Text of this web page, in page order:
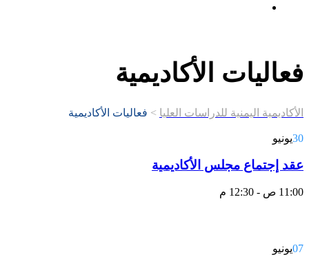
فعاليات الأكاديمية
الأكاديمية اليمنية للدراسات العليا > فعاليات الأكاديمية
30يونيو
عقد إجتماع مجلس الأكاديمية
11:00 ص - 12:30 م
07يونيو